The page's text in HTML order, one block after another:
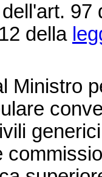
97
della